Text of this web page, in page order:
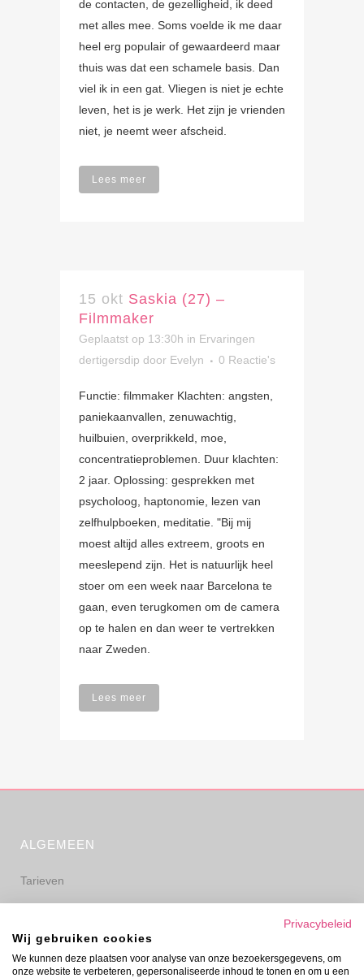
de contacten, de gezelligheid, ik deed
met alles mee. Soms voelde ik me daar
heel erg populair of gewaardeerd maar
thuis was dat een schamele basis. Dan
viel ik in een gat. Vliegen is niet je echte
leven, het is je werk. Het zijn je vrienden
niet, je neemt weer afscheid.
Lees meer
15 okt Saskia (27) –
Filmmaker
Geplaatst op 13:30h in Ervaringen
dertigersdip door Evelyn 0 Reactie's
Functie: filmmaker Klachten: angsten,
paniekaanvallen, zenuwachtig,
huilbuien, overprikkeld, moe,
concentratieproblemen. Duur klachten:
2 jaar. Oplossing: gesprekken met
psycholoog, haptonomie, lezen van
zelfhulpboeken, meditatie. "Bij mij
moest altijd alles extreem, groots en
meeslepend zijn. Het is natuurlijk heel
stoer om een week naar Barcelona te
gaan, even terugkomen om de camera
op te halen en dan weer te vertrekken
naar Zweden.
Lees meer
ALGEMEEN
Tarieven
Privacyverklaring
Privacybeleid
Wij gebruiken cookies
We kunnen deze plaatsen voor analyse van onze bezoekersgegevens, om
onze website te verbeteren, gepersonaliseerde inhoud te tonen en om u een